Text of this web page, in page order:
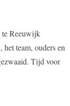
te Reeuwijk
team, ouders en
Tijd voor